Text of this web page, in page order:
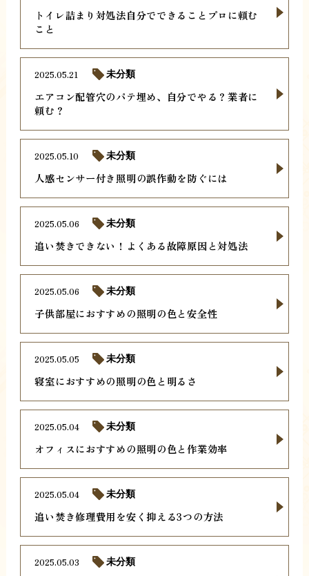
トイレ詰まり対処法自分でできることプロに頼む
こと
エアコン配管穴のパテ埋め、自分でやる？業者に
頼む？
2025.05.21 未分類
人感センサー付き照明の誤作動を防ぐには
2025.05.10 未分類
追い焚きできない！よくある故障原因と対処法
2025.05.06 未分類
子供部屋におすすめの照明の色と安全性
2025.05.06 未分類
寝室におすすめの照明の色と明るさ
2025.05.05 未分類
オフィスにおすすめの照明の色と作業効率
2025.05.04 未分類
追い焚き修理費用を安く抑える3つの方法
2025.05.04 未分類
2025.05.03 未分類